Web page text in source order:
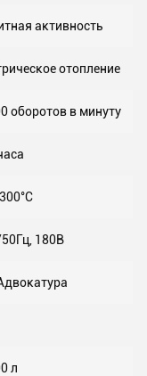
активность
отопление
оборотов в минуту
180В
л